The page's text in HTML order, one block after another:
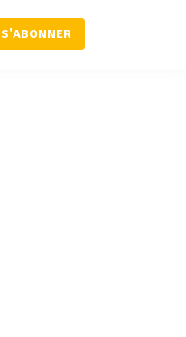
S'ABONNER